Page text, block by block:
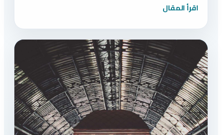
اقرأ المقال